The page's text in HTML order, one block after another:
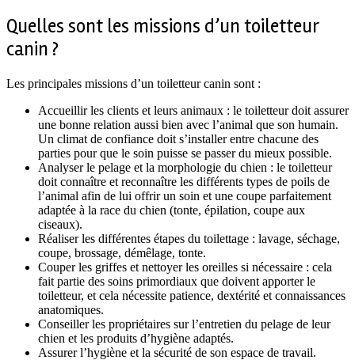
Quelles sont les missions d’un toiletteur
canin ?
Les principales missions d’un toiletteur canin sont :
Accueillir les clients et leurs animaux : le toiletteur doit assurer
une bonne relation aussi bien avec l’animal que son humain.
Un climat de confiance doit s’installer entre chacune des
parties pour que le soin puisse se passer du mieux possible.
Analyser le pelage et la morphologie du chien : le toiletteur
doit connaître et reconnaître les différents types de poils de
l’animal afin de lui offrir un soin et une coupe parfaitement
adaptée à la race du chien (tonte, épilation, coupe aux
ciseaux).
Réaliser les différentes étapes du toilettage : lavage, séchage,
coupe, brossage, démêlage, tonte.
Couper les griffes et nettoyer les oreilles si nécessaire : cela
fait partie des soins primordiaux que doivent apporter le
toiletteur, et cela nécessite patience, dextérité et connaissances
anatomiques.
Conseiller les propriétaires sur l’entretien du pelage de leur
chien et les produits d’hygiène adaptés.
Assurer l’hygiène et la sécurité de son espace de travail.